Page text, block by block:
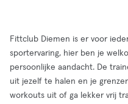
Fittclub Diemen is er voor
sportervaring, hier ben je
persoonlijke aandacht. De
uit jezelf te halen en je
workouts uit of ga lekker vrij